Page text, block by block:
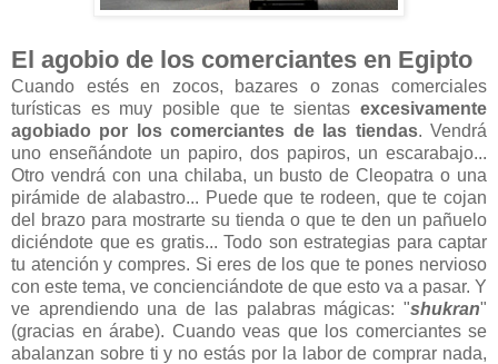
El agobio de los comerciantes en Egipto
Cuando estés en zocos, bazares o zonas comerciales
turísticas es muy posible que te sientas excesivamente
agobiado por los comerciantes de las tiendas. Vendrá
uno enseñándote un papiro, dos papiros, un escarabajo...
Otro vendrá con una chilaba, un busto de Cleopatra o una
pirámide de alabastro... Puede que te rodeen, que te cojan
del brazo para mostrarte su tienda o que te den un pañuelo
diciéndote que es gratis... Todo son estrategias para captar
tu atención y compres. Si eres de los que te pones nervioso
con este tema, ve concienciándote de que esto va a pasar. Y
ve aprendiendo una de las palabras mágicas: "shukran"
(gracias en árabe). Cuando veas que los comerciantes se
abalanzan sobre ti y no estás por la labor de comprar nada,